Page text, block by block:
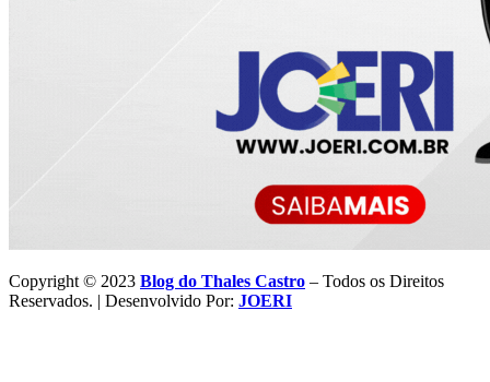
Copyright © 2023 Blog do Thales Castro – Todos os Direitos
Reservados. | Desenvolvido Por: JOERI